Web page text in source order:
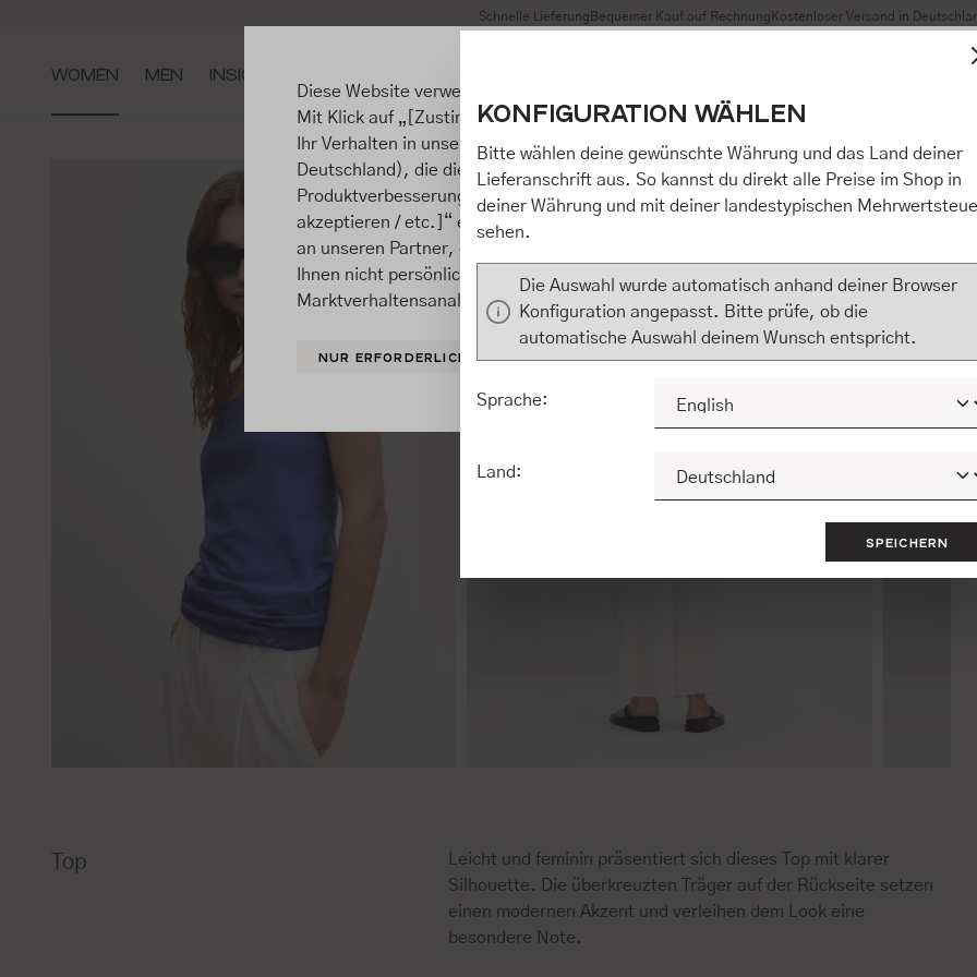
Zur Hauptnavigation springen Schnelle Lieferung Bequemer Kauf auf Rechnung Kostenloser Versand in
WOMEN MEN INSIGHTS
Top
Leicht und feminin präsentiert sich dieses Top mit klarer
Silhouette. Die überkreuzten Träger auf der Rückseite setzen
einen modernen Akzent und verleihen dem Look eine
besondere Note.
Diese Website verwendet Cookies, um eine bestmögliche Erfahrung bieten zu können.
Mit Klick auf „[Zustimmen / Alles akzeptieren / etc.]“ erteilen Sie Ihre Einwilligung
Ihr Verhalten in unserem Shop an unseren Partner, die shopware AG (Ebbinghoff 10,
Deutschland), die diese Daten Ihnen nicht persönlich zuordnen kann, sie aber zu
Produktverbesserungen, Marktverhaltensanalysen) verarbeiten darf. Mit Klick auf
akzeptieren / etc.]“ erteilen Sie Ihre Einwilligung auch in die Weitergabe über Ihr
an unseren Partner, die shopware AG (Ebbinghoff 10, 48624 Schöppingen,
Ihnen nicht persönlich zuordnen kann, sie aber zu eigenen Zwecken (z.B.
Marktverhaltensanalysen) verarbeiten darf.
NUR ERFORDERLICHE KONFIGURIEREN ALLE COOKIES
KONFIGURATION WÄHLEN
Bitte wählen deine gewünschte Währung und das Land deiner
Lieferanschrift aus. So kannst du direkt alle Preise im Shop in
deiner Währung und mit deiner landestypischen
sehen.
Die Auswahl wurde automatisch anhand deiner Browser
Konfiguration angepasst. Bitte prüfe, ob die
automatische Auswahl deinem Wunsch entspricht.
Sprache:
Land:
SPEICHERN